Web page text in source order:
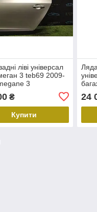
ліві універсал
3 teb69 2009-
3
₴
Купити
24